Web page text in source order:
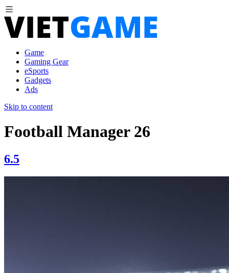
Game
Gaming Gear
eSports
Gadgets
Ads
Skip to content
Football Manager 26
6.5